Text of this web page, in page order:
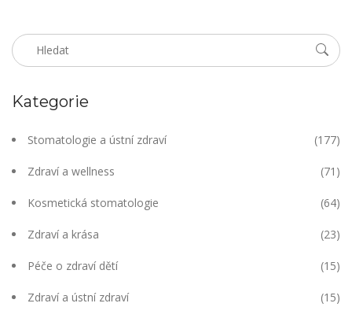
Kategorie
Stomatologie a ústní zdraví (177)
Zdraví a wellness (71)
Kosmetická stomatologie (64)
Zdraví a krása (23)
Péče o zdraví dětí (15)
Zdraví a ústní zdraví (15)